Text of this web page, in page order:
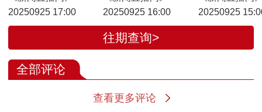
20250925 17:00
20250925 16:00
20250925
往期查询>
全部评论
查看更多评论